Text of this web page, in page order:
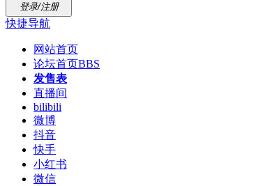
登录/注册
快捷导航
网站首页
论坛首页BBS
发售表
直播间
bilibili
微博
抖音
快手
小红书
微信